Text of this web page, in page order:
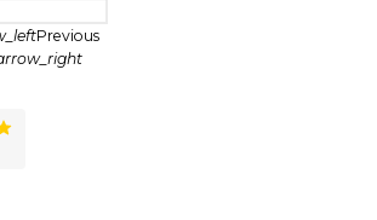
Previous